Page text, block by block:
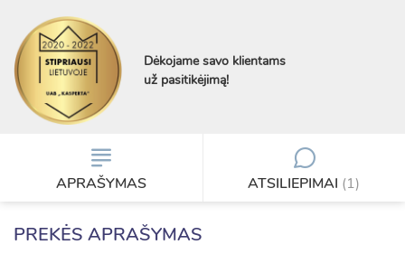
Dėkojame savo klientams
už pasitikėjimą!
APRAŠYMAS ATSILIEPIMAI (1)
PREKĖS APRAŠYMAS